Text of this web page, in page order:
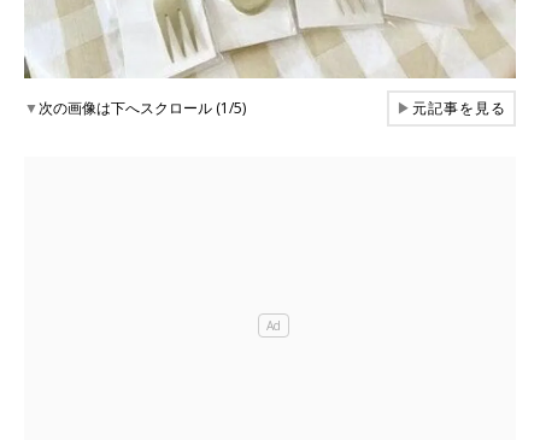
▼次の画像は下へスクロール (1/5) ▶元記事を見る